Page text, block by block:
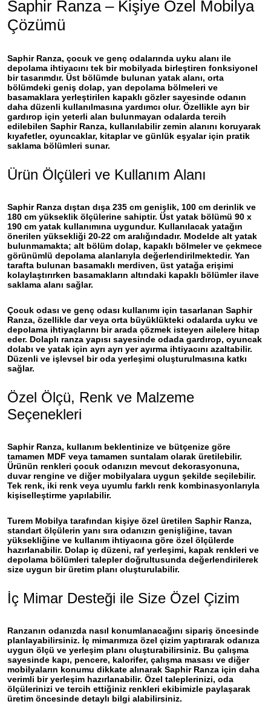
Saphir Ranza – Kişiye Özel Mobilya
Çözümü
Saphir Ranza, çocuk ve genç odalarında uyku alanı ile
depolama ihtiyacını tek bir mobilyada birleştiren fonksiyonel
bir tasarımdır. Üst bölümde bulunan yatak alanı, orta
bölümdeki geniş dolap, yan depolama bölmeleri ve
basamaklara yerleştirilen kapaklı gözler sayesinde odanın
daha düzenli kullanılmasına yardımcı olur. Özellikle ayrı bir
gardırop için yeterli alan bulunmayan odalarda tercih
edilebilen Saphir Ranza, kullanılabilir zemin alanını koruyarak
kıyafetler, oyuncaklar, kitaplar ve günlük eşyalar için pratik
saklama bölümleri sunar.
Ürün Ölçüleri ve Kullanım Alanı
Saphir Ranza dıştan dışa 235 cm genişlik, 100 cm derinlik ve
180 cm yükseklik ölçülerine sahiptir. Üst yatak bölümü 90 x
190 cm yatak kullanımına uygundur. Kullanılacak yatağın
önerilen yüksekliği 20-22 cm aralığındadır. Modelde alt yatak
bulunmamakta; alt bölüm dolap, kapaklı bölmeler ve çekmece
görünümlü depolama alanlarıyla değerlendirilmektedir. Yan
tarafta bulunan basamaklı merdiven, üst yatağa erişimi
kolaylaştırırken basamakların altındaki kapaklı bölümler ilave
saklama alanı sağlar.
Çocuk odası ve genç odası kullanımı için tasarlanan Saphir
Ranza, özellikle dar veya orta büyüklükteki odalarda uyku ve
depolama ihtiyaçlarını bir arada çözmek isteyen ailelere hitap
eder. Dolaplı ranza yapısı sayesinde odada gardırop, oyuncak
dolabı ve yatak için ayrı ayrı yer ayırma ihtiyacını azaltabilir.
Düzenli ve işlevsel bir oda yerleşimi oluşturulmasına katkı
sağlar.
Özel Ölçü, Renk ve Malzeme
Seçenekleri
Saphir Ranza, kullanım beklentinize ve bütçenize göre
tamamen MDF veya tamamen suntalam olarak üretilebilir.
Ürünün renkleri çocuk odanızın mevcut dekorasyonuna,
duvar rengine ve diğer mobilyalara uygun şekilde seçilebilir.
Tek renk, iki renk veya uyumlu farklı renk kombinasyonlarıyla
kişiselleştirme yapılabilir.
Turem Mobilya tarafından kişiye özel üretilen Saphir Ranza,
standart ölçülerin yanı sıra odanızın genişliğine, tavan
yüksekliğine ve kullanım ihtiyacına göre özel ölçülerde
hazırlanabilir. Dolap iç düzeni, raf yerleşimi, kapak renkleri ve
depolama bölümleri talepler doğrultusunda değerlendirilerek
size uygun bir üretim planı oluşturulabilir.
İç Mimar Desteği ile Size Özel Çizim
Ranzanın odanızda nasıl konumlanacağını sipariş öncesinde
planlayabilirsiniz. İç mimarımıza özel çizim yaptırarak odanıza
uygun ölçü ve yerleşim planı oluşturabilirsiniz. Bu çalışma
sayesinde kapı, pencere, kalorifer, çalışma masası ve diğer
mobilyaların konumu dikkate alınarak Saphir Ranza için daha
verimli bir yerleşim hazırlanabilir. Özel taleplerinizi, oda
ölçülerinizi ve tercih ettiğiniz renkleri ekibimizle paylaşarak
üretim öncesinde detaylı bilgi alabilirsiniz.